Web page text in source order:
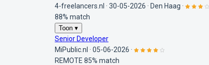
4-freelancers.nl · 30-05-2026 · Den Haag ·
88% match
Toon ▾
Senior Developer
MiPublic.nl · 05-06-2026 ·
REMOTE 85% match